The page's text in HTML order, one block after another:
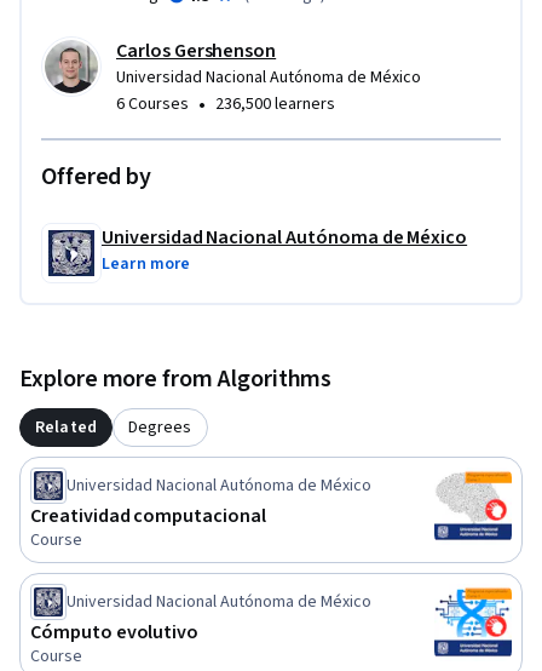
Carlos Gershenson
Universidad Nacional Autónoma de México
6 Courses • 236,500 learners
Offered by
Universidad Nacional Autónoma de México
Learn more
Explore more from Algorithms
Related Degrees
Universidad Nacional Autónoma de México
Creatividad computacional
Course
Universidad Nacional Autónoma de México
Cómputo evolutivo
Course